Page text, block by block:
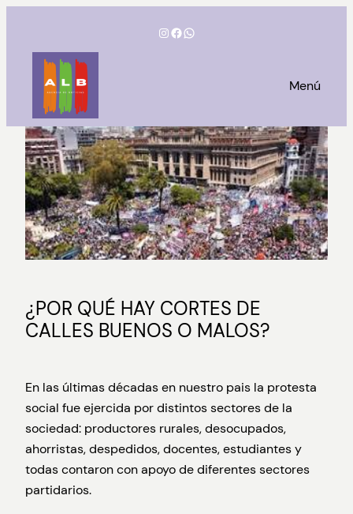
contenido
Instagram
Facebook
WhatsApp
Menú
¿POR QUÉ HAY CORTES DE
CALLES BUENOS O MALOS?
En las últimas décadas en nuestro pais la protesta
social fue ejercida por distintos sectores de la
sociedad: productores rurales, desocupados,
ahorristas, despedidos, docentes, estudiantes y
todas contaron con apoyo de diferentes sectores
partidarios.